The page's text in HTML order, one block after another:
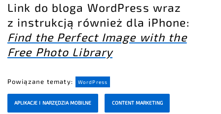
Link do bloga WordPress wraz
z instrukcją również dla iPhone:
Find the Perfect Image with the
Free Photo Library
Powiązane tematy: WordPress
APLIKACJE I NARZĘDZIA MOBILNE CONTENT MARKETING